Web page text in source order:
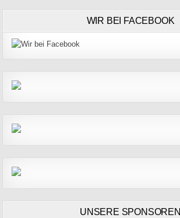
WIR BEI FACEBOOK
UNSERE SPONSOREN